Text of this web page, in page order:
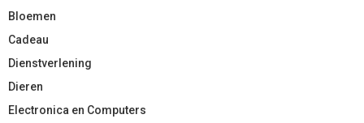
Bloemen
Cadeau
Dienstverlening
Dieren
Electronica en Computers